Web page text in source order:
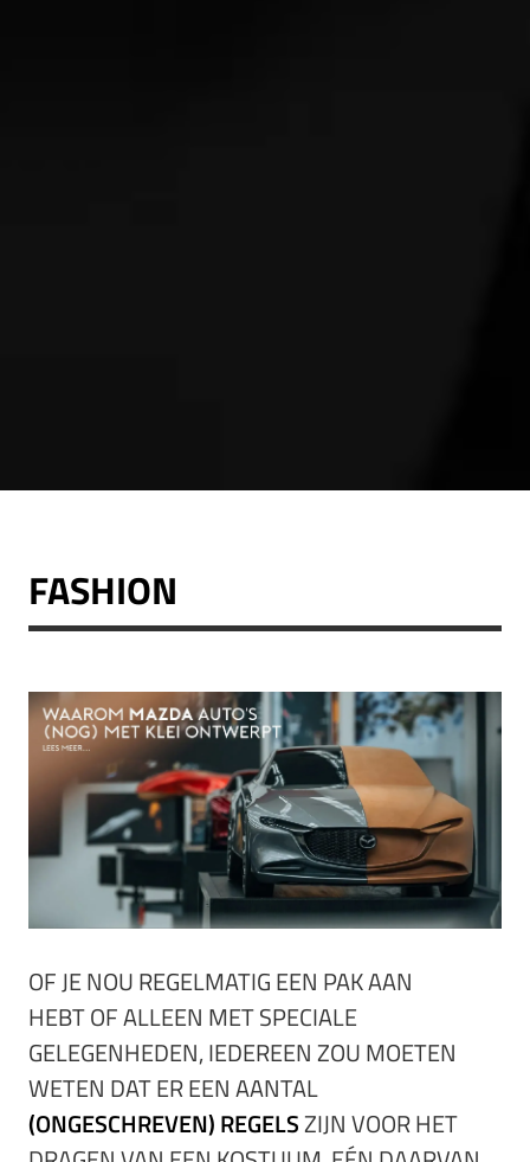
FASHION
OF JE NOU REGELMATIG EEN PAK AAN
HEBT OF ALLEEN MET SPECIALE
GELEGENHEDEN, IEDEREEN ZOU MOETEN
WETEN DAT ER EEN AANTAL
(ONGESCHREVEN) REGELSZIJN VOOR HET